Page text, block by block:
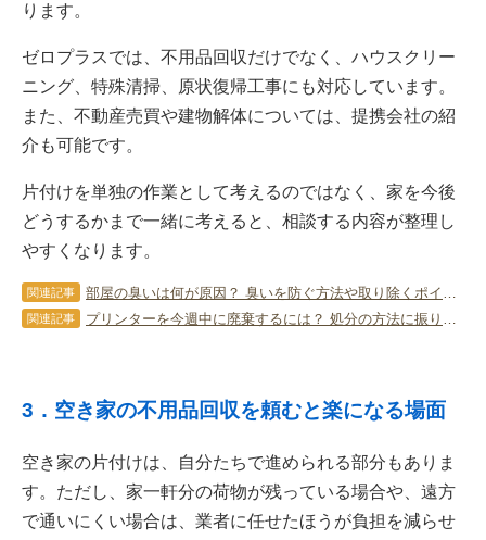
ります。
ゼロプラスでは、不用品回収だけでなく、ハウスクリー
ニング、特殊清掃、原状復帰工事にも対応しています。
また、不動産売買や建物解体については、提携会社の紹
介も可能です。
片付けを単独の作業として考えるのではなく、家を今後
どうするかまで一緒に考えると、相談する内容が整理し
やすくなります。
関連記事 部屋の臭いは何が原因？ 臭いを防ぐ方法や取り除くポイントを解説
関連記事 プリンターを今週中に廃棄するには？ 処分の方法に振り回されない！
3．空き家の不用品回収を頼むと楽になる場面
空き家の片付けは、自分たちで進められる部分もありま
す。ただし、家一軒分の荷物が残っている場合や、遠方
で通いにくい場合は、業者に任せたほうが負担を減らせ